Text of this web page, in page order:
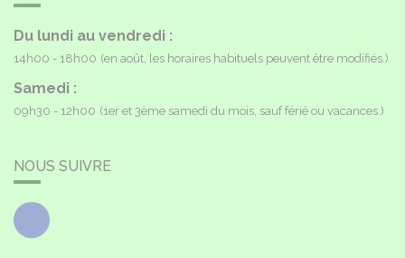
Du lundi au vendredi :
14h00 - 18h00 (en août, les horaires habituels peuvent être modifiés.)
Samedi :
09h30 - 12h00 (1er et 3ème samedi du mois, sauf férié ou vacances.)
NOUS SUIVRE
Facebook